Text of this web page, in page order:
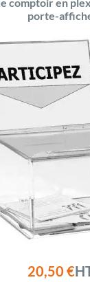
porte-
20,50 €